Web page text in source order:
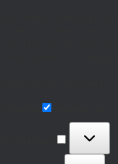
Preferencias
Estadísticas